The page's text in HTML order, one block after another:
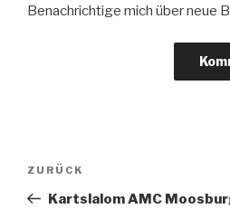
Benachrichtige mich über neue
Beitragsnavigation
Vorheriger
Beitrag
ZURÜCK
Kartslalom AMC